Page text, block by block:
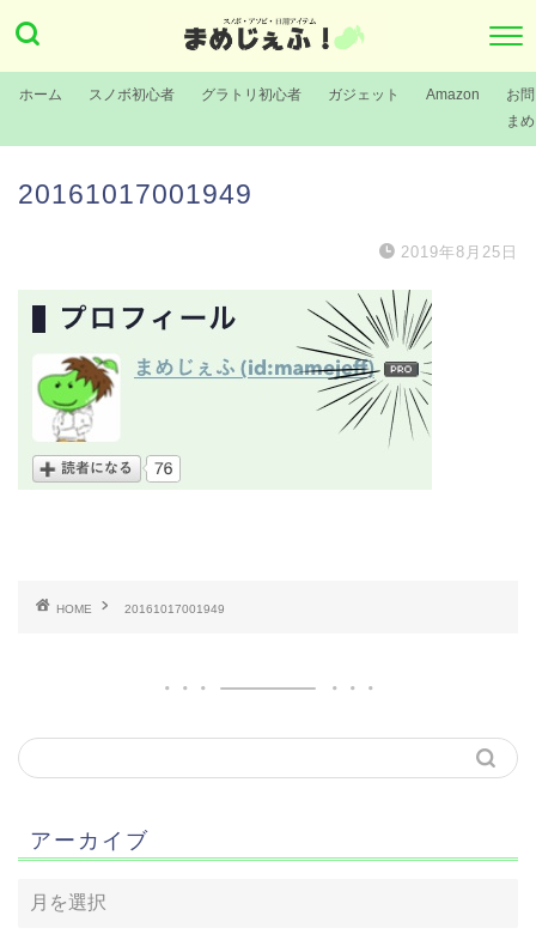
ホーム スノボ初心者 グラトリ初心者 ガジェット Amazon
お
ま
20161017001949
2019年8月25日
HOME 20161017001949
アーカイブ